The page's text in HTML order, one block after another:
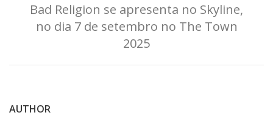
Bad Religion se apresenta no Skyline,
no dia 7 de setembro no The Town
2025
AUTHOR